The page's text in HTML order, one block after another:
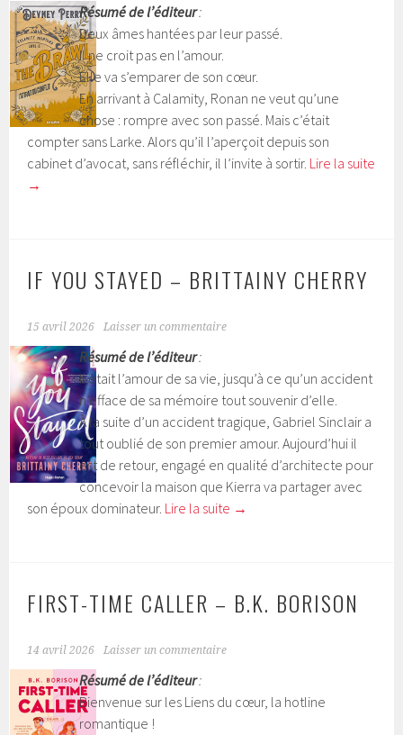
Résumé de l’éditeur:
Deux âmes hantées par leur passé.
Il ne croit pas en l’amour.
Elle va s’emparer de son cœur.
En arrivant à Calamity, Ronan ne veut qu’une
chose : rompre avec son passé. Mais c’était
compter sans Larke. Alors qu’il l’aperçoit depuis son
cabinet d’avocat, sans réfléchir, il l’invite à sortir. Lire la suite
→
IF YOU STAYED – BRITTAINY CHERRY
15 avril 2026 Laisser un commentaire
Résumé de l’éditeur:
Il était l’amour de sa vie, jusqu’à ce qu’un accident
n’efface de sa mémoire tout souvenir d’elle.
À la suite d’un accident tragique, Gabriel Sinclair a
tout oublié de son premier amour. Aujourd’hui il
est de retour, engagé en qualité d’architecte pour
concevoir la maison que Kierra va partager avec
son époux dominateur. Lire la suite →
FIRST-TIME CALLER – B.K. BORISON
14 avril 2026 Laisser un commentaire
Résumé de l’éditeur:
Bienvenue sur les Liens du cœur, la hotline
romantique !